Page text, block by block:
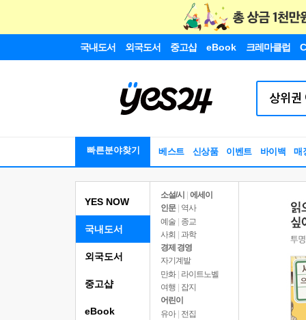
국내도서 외국도서 중고샵 eBook 크레마클럽
빠른분야찾기 베스트 신상품 이벤트 바이백 매
YES NOW
국내도서
소설/시
에세이
인문
역사
예술 | 종교
사회 | 과학
경제 경영
자기계발
만화 | 라이트노벨
여행
잡지
어린이
유아 | 전집
외국도서
중고샵
eBook